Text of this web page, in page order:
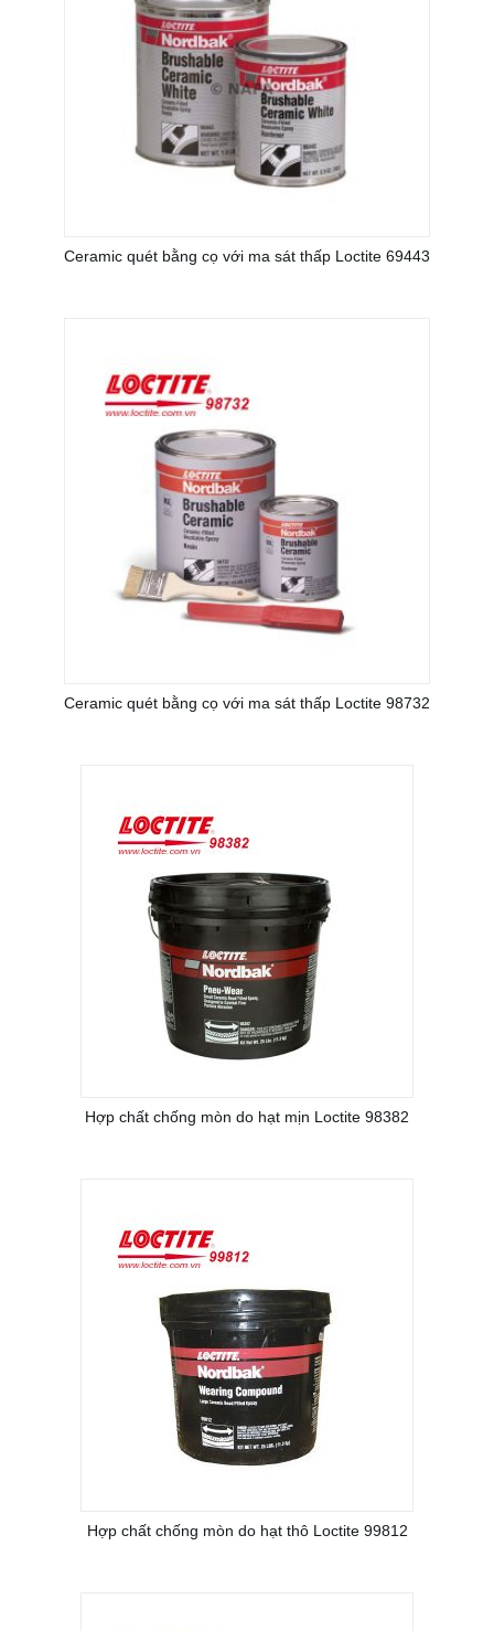
Ceramic quét bằng cọ với ma sát thấp Loctite 69443
Ceramic quét bằng cọ với ma sát thấp Loctite 98732
Hợp chất chống mòn do hạt mịn Loctite 98382
Hợp chất chống mòn do hạt thô Loctite 99812